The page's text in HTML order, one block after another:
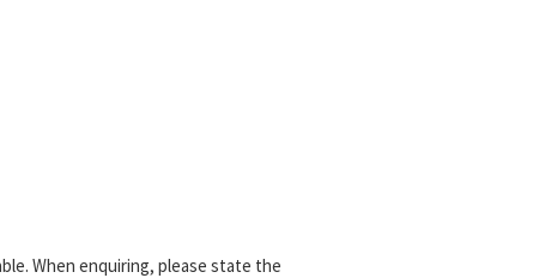
When enquiring, please state the